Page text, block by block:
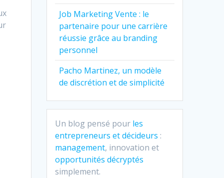
Job Marketing Vente : le
partenaire pour une carrière
réussie grâce au branding
personnel
Pacho Martinez, un modèle
de discrétion et de simplicité
Un blog pensé pour les
entrepreneurs et décideurs :
management, innovation et
opportunités décryptés
simplement.